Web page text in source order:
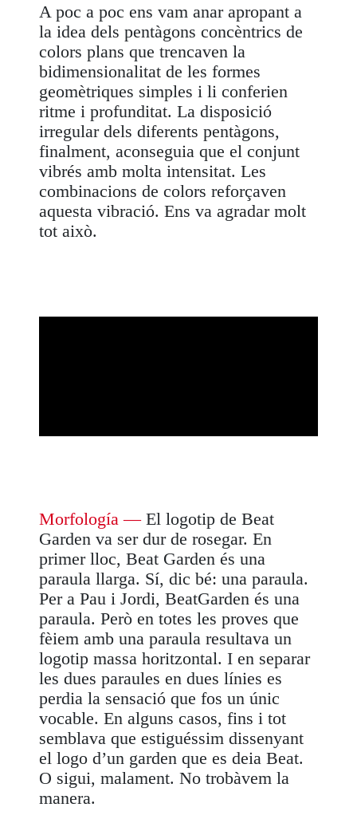
A poc a poc ens vam anar apropant a
la idea dels pentàgons concèntrics de
colors plans que trencaven la
bidimensionalitat de les formes
geomètriques simples i li conferien
ritme i profunditat. La disposició
irregular dels diferents pentàgons,
finalment, aconseguia que el conjunt
vibrés amb molta intensitat. Les
combinacions de colors reforçaven
aquesta vibració. Ens va agradar molt
tot això.
Morfología —El logotip de Beat
Garden va ser dur de rosegar. En
primer lloc, Beat Garden és una
paraula llarga. Sí, dic bé: una paraula.
Per a Pau i Jordi, BeatGarden és una
paraula. Però en totes les proves que
fèiem amb una paraula resultava un
logotip massa horitzontal. I en separar
les dues paraules en dues línies es
perdia la sensació que fos un únic
vocable. En alguns casos, fins i tot
semblava que estiguéssim dissenyant
el logo d’un garden que es deia Beat.
O sigui, malament. No trobàvem la
manera.